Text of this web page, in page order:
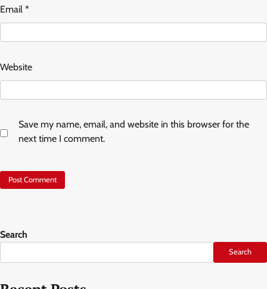
Email *
Website
Save my name, email, and website in this browser for the
next time I comment.
Search
Search